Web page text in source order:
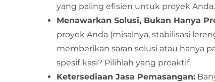
yang paling efisien untuk proyek Anda.
Menawarkan Solusi, Bukan Hanya
proyek Anda (misalnya, stabilisasi
memberikan saran solusi atau hanya
spesifikasi? Pilihlah yang proaktif.
Ketersediaan Jasa Pemasangan: